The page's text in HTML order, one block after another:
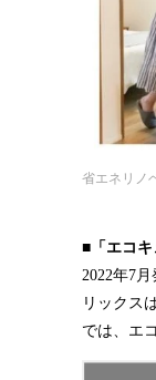
省エネリノ
■「エコ
2022年7
リックス
では、エ